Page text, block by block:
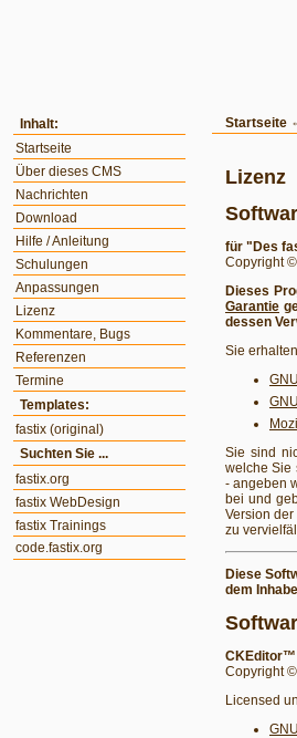
Startseite
Lizenz
für "Des
Copyright
Dieses
Garantie
dessen
Sie
Sie sind
welche Sie
- angeben
bei und
Version
zu
Diese
dem
CKEditor™
Copyright
Licensed
Inhalt:
Startseite
Über dieses CMS
Nachrichten
Download
Hilfe / Anleitung
Schulungen
Anpassungen
Lizenz
Kommentare, Bugs
Referenzen
Termine
Templates:
fastix (original)
Suchten Sie ...
fastix.org
fastix WebDesign
fastix Trainings
code.fastix.org